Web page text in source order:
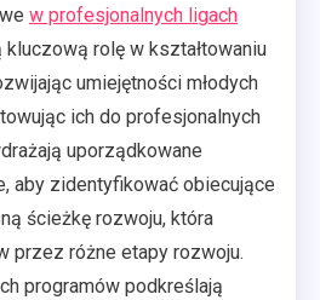
w profesjonalnych ligach
kluczową rolę w kształtowaniu
umiejętności młodych
ich do profesjonalnych
uporządkowane
aby zidentyfikować obiecujące
ścieżkę rozwoju, która
przez różne etapy rozwoju.
programów podkreślają